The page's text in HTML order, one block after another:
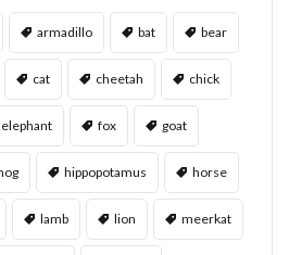
armadillo bat bear
cat cheetah chick
elephant fox goat
hippopotamus horse
lamb lion meerkat